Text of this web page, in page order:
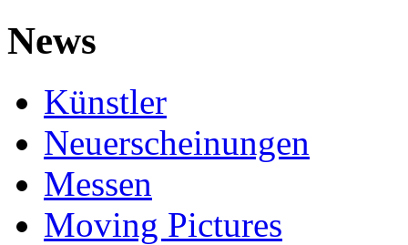
News
Künstler
Neuerscheinungen
Messen
Moving Pictures